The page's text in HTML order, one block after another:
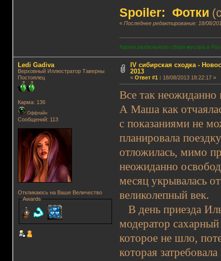
Spoiler: Фотки
«Последнее редактирование: 18/08/
Карта раздельного сбора мусора в
Ledi Gadiva
Верховный Иллюстратор Таверны
Постоялец
Карма: 136
Оффлайн
Сообщений: 113
Откликаюсь на Ваше Величество
Awards
IV сибирская сходка -
2013
« Ответ #1 : 18/08/2013 18:22:17 »
Все так неожиданно
А Маша как
с показаниями не
планировала
отложилась, мимо
неожиданно
месяц укрывалась
великолепный век.
В день приезда
модератор
которое не шло,
которая